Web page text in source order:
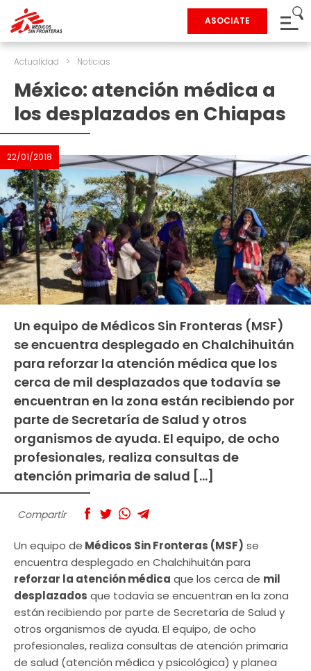
ASOCIATE
Actualidad > Noticias
México: atención médica a
los desplazados en Chiapas
22/01/2018
Un equipo de Médicos Sin Fronteras (MSF)
se encuentra desplegado en Chalchihuitán
para reforzar la atención médica que los
cerca de mil desplazados que todavía se
encuentran en la zona están recibiendo por
parte de Secretaría de Salud y otros
organismos de ayuda. El equipo, de ocho
profesionales, realiza consultas de
atención primaria de salud […]
Compartir
Un equipo de Médicos Sin Fronteras (MSF) se
encuentra desplegado en Chalchihuitán para
reforzar la atención médica que los cerca de mil
desplazados que todavía se encuentran en la zona
están recibiendo por parte de Secretaría de Salud y
otros organismos de ayuda. El equipo, de ocho
profesionales, realiza consultas de atención primaria
de salud (atención médica y psicológica) y planea